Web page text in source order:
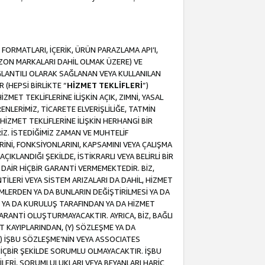
İÇERİK, ÜRÜN PARAZLAMA API’I,
MARKALARI DAHİL OLMAK ÜZERE) VE
OLARAK SAĞLANAN VEYA KULLANILAN
(HEPSİ BİRLİKTE “HİZMET TEKLİFLERİ”)
TEKLİFLERİNE İLİŞKİN AÇIK, ZIMNİ, YASAL
TİCARETE ELVERİŞLİLİĞE, TATMİN
TEKLİFLERİNE İLİŞKİN HERHANGİ BİR
İSTEDİĞİMİZ ZAMAN VE MUHTELİF
FONKSİYONLARINI, KAPSAMINI VEYA ÇALIŞMA
ŞEKİLDE, İSTİKRARLI VEYA BELİRLİ BİR
HİÇBİR GARANTİ VERMEMEKTEDİR. BİZ,
VEYA SİSTEM ARIZALARI DA DAHİL, HİZMET
YA DA BUNLARIN DEĞİŞTİRİLMESİ YA DA
DA KURULUŞ TARAFINDAN YA DA HİZMET
OLUŞTURMAYACAKTIR. AYRICA, BİZ, BAĞLI
KAYIPLARINDAN, (Y) SÖZLEŞME YA DA
SÖZLEŞME’NİN VEYA ASSOCIATES
ŞEKİLDE SORUMLU OLMAYACAKTIR. İŞBU
SORUMLULUKLARI VEYA BEYANLARI HARİÇ